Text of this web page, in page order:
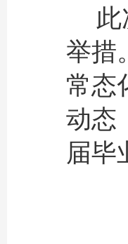
举措
常态
动态
届毕